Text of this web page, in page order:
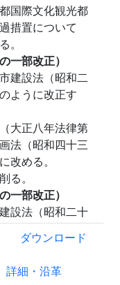
国際文化観光都
措置について
。
一部改正）
建設法（昭和二
ように改正す
大正八年法律第
法（昭和四十三
改める。
る。
一部改正）
設法（昭和二十
うに改正する。
大正八年法律第
法（昭和四十三
改める。
ダウンロード
詳細・沿革